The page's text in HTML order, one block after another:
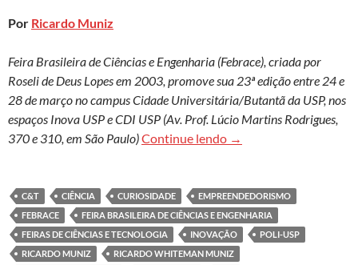
Por Ricardo Muniz
Feira Brasileira de Ciências e Engenharia (Febrace), criada por
Roseli de Deus Lopes em 2003, promove sua 23ª edição entre 24 e
28 de março no campus Cidade Universitária/Butantã da USP, nos
espaços Inova USP e CDI USP (Av. Prof. Lúcio Martins Rodrigues,
370 e 310, em São Paulo)Continue lendo Roseli Lopes &
→
C&T CIÊNCIA CURIOSIDADE
EMPREENDEDORISMO
FEBRACE
FEIRA BRASILEIRA DE CIÊNCIAS E ENGENHARIA
FEIRAS DE CIÊNCIAS E TECNOLOGIA
INOVAÇÃO
POLI-USP
RICARDO MUNIZ
RICARDO WHITEMAN MUNIZ